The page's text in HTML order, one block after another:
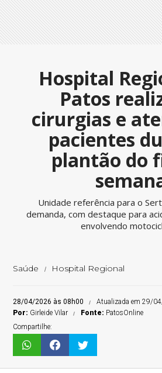
Hospital
Patos
cirurgias e
pacientes
plantão do
Unidade referência para o
demanda, com destaque para
envolvendo
Saúde Hospital Regional
28/04/2026 às 08h00
Atualizada em 29/
Por: Girleide Vilar Fonte: PatosOnline
Compartilhe: